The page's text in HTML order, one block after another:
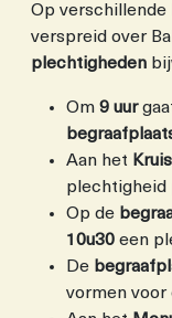
Op
verspreid over
plechtigheden
Om 9 uur
Aan het
plechtigheid
Op de
10u30 een
De
vormen